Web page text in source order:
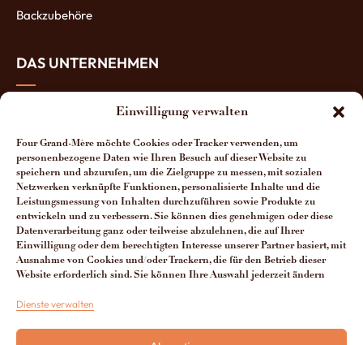
Einwilligung verwalten
Four Grand-Mère möchte Cookies oder Tracker verwenden, um
personenbezogene Daten wie Ihren Besuch auf dieser Website zu
speichern und abzurufen, um die Zielgruppe zu messen, mit sozialen
Netzwerken verknüpfte Funktionen, personalisierte Inhalte und die
Leistungsmessung von Inhalten durchzuführen sowie Produkte zu
entwickeln und zu verbessern. Sie können dies genehmigen oder diese
Datenverarbeitung ganz oder teilweise abzulehnen, die auf Ihrer
Einwilligung oder dem berechtigten Interesse unserer Partner basiert, mit
Ausnahme von Cookies und/oder Trackern, die für den Betrieb dieser
Website erforderlich sind. Sie können Ihre Auswahl jederzeit ändern
Dienste verwalten
Backzubehöre
DAS UNTERNEHMEN
Die Öfen-Herstellung
Die Vorteile unserer Öfen
Man spricht über uns
Kontakt Four Grand-Mère
+33 (0)3 29 65 20 53